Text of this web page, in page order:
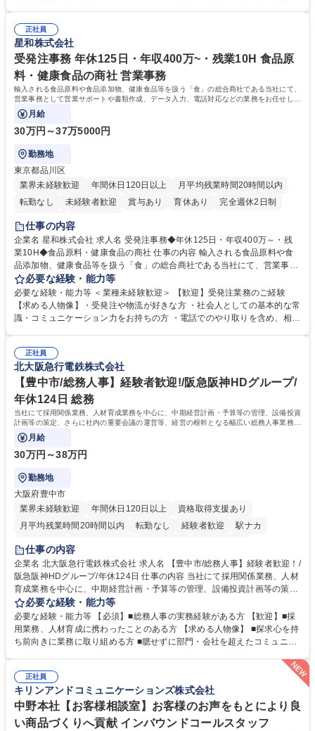
管理 ・福利厚生関連 ・職員からの問合せ、相談対応 ・その他日常の総務
業務全般 募集職種 【東京／文京区】公益財団法人の総務人事業務／年間
休日125日
正社員
星和株式会社
受発注事務 年休125日・年収400万~・残業10H 食品原
料・健康食品の商社 営業事務
輸入される食品原料や食品添加物、健康食品等を扱う「食」の総合商社である当社にて、
営業事務として営業サポートや書類作成、データ入力、電話対応などの業務をお任せしま
す。
月給
30万円～37万5000円
勤務地
東京都品川区
業界未経験歓迎
年間休日120日以上
月平均残業時間20時間以内
転勤なし
未経験者歓迎 賞与あり 育休あり
完全週休2日制
交通費支給
仕事の内容
企業名 星和株式会社 求人名 受発注事務◆年休125日・年収400万～・残
業10H◆食品原料・健康食品の商社 仕事の内容 輸入される食品原料や食
品添加物、健康食品等を扱う「食」の総合商社である当社にて、営業事務
として営業サポートや書類作成、データ入力、電話対応などの業務をお任
せします。 ・受注／出荷指示／売上管理／仕入管理／在庫管理／お客様や
倉庫と電話確認など、販売に関わる事務、営業サポートをお願いします。
・入社後は商品について覚えることから始め、先輩社員OJTと共に業務を
万～・残業10H◆食品原料・健康食品の商社
必要な経験・能力等
必要な経験・能力等 ＜業種未経験歓迎＞ 【歓迎】受発注業務のご経験
【求める人物像】・受発注や物流が好きな方 ・社会人としての基本的な常
識・コミュニケーション力をお持ちの方 ・電話でのやり取りを含め、相手
演算ができる方 ・業務ルールや指示を理解し、行動できる方 学歴・資格
学歴：大学院 大学 短大 語学力： 資格：
正社員
北大阪急行電鉄株式会社
【豊中市/総務人事】経験者歓迎!/阪急阪神HDグループ/
年休124日 総務
当社にて採用関係業務、人材育成業務を中心に、中期経営計画・予算等の管理、設備投資
計画等の策定、さらに社内の重要会議の運営等、経営の根幹となる幅広い総務人事業務全
般を担当していただきます。
月給
30万円～38万円
勤務地
大阪府豊中市
業界未経験歓迎
年間休日120日以上
資格取得支援あり
月平均残業時間20時間以内
転勤なし 経験者歓迎
駅ナカ
退職金あり
土日祝休み
服装自由 昼食補助あり 食事補助あり
仕事の内容
企業名 北大阪急行電鉄株式会社 求人名 【豊中市/総務人事】経験者歓迎！/
阪急阪神HDグループ/年休124日 仕事の内容 当社にて採用関係業務、人材
育成業務を中心に、中期経営計画・予算等の管理、設備投資計画等の策
定、さらに社内の重要会議の運営等、経営の根幹となる幅広い総務人事業
務全般を担当していただきます。 【主な業務内容】 ■採用関係業務および
人材育成(社員研修)業務の推進 ■中期経営計画および予算等の管理 ■設備
投資計画等の策定 ■社内の重要会議の運営 ■その他総務人事業務全般 【入
務人事】経験者歓迎！/阪急阪神HDグループ/年休124日
必要な経験・能力等
必要な経験・能力等 【必須】■総務人事の実務経験がある方 【歓迎】■採
用業務、人材育成に携わったことのある方 【求める人物像】 ■探求心を持
ち前向きに業務に取り組める方 ■臆せずに部門・会社を超えたコミュニケ
る当社で組織の次代を担うネクスト人材として長期的に成長したい方 ■周
囲のメンバーと協調しつつ主体性を持って能動的に業務を推進できる方 学
歴・資格 学歴：大学院 大学 高専 短大 専修学校 高校 語学力： 資格：
正社員
キリンアンドコミュニケーションズ株式会社
中野本社【お客様相談室】お客様のお声をもとにより良
い商品づくりへ貢献 インバウンドコールスタッフ